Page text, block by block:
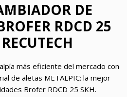
DE
RDCD 25
más eficiente del mercado con
de aletas METALPIC: la mejor
Brofer RDCD 25 SKH.